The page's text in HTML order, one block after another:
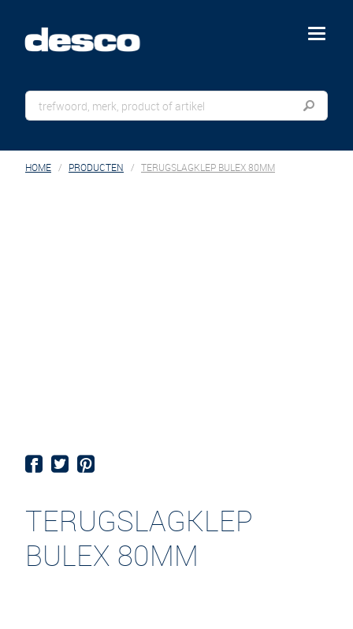
menu
HOME PRODUCTEN TERUGSLAGKLEP BULEX 80MM
TERUGSLAGKLEP
BULEX 80MM